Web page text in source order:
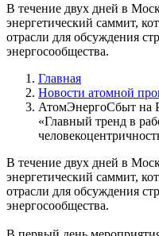
В течение двух дней в
энергетический саммит,
отрасли для обсуждения
энергосообщества.
Главная
Новости атомной
АтомЭнергоСбыт на
«Главный тренд в
В течение двух дней в
энергетический саммит,
отрасли для обсуждения
энергосообщества.